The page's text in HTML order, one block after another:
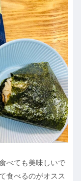
べても美味しいで
食べるのがオスス